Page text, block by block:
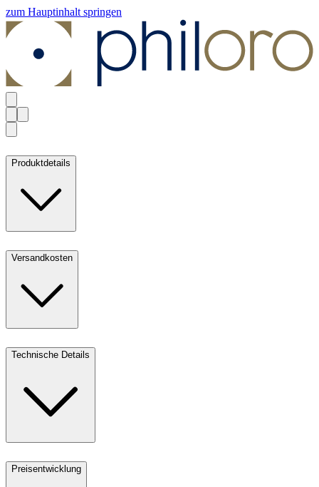
zum Hauptinhalt springen
Produktdetails
Versandkosten
Technische Details
Preisentwicklung